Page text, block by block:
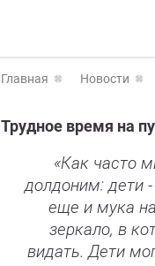
Главная Новости
Трудное время на
«Как часто
долдоним: дети
еще и мука
зеркало, в
видать. Дети